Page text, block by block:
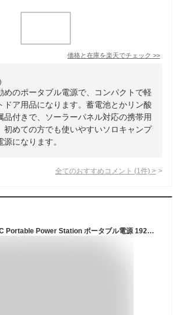
価格と在庫を楽天でチェック >>
めのポータブル電源で、コンパクトで軽
ドア用品になります。蓄電池とかリン酸
品付きで、ソーラーパネル対応の携帯用
初めての方でも使いやすいソロキャンプ
になります。
全てのおすすめコメント (1 件) >
Anker Solix C200 DC Portable Power Station ポータブル電源 192Wh 小型 軽量1.9Kg ストラップ付き 1.7時間満充電 合計最大出力200W USB-C 5ポート(ACポート非搭載) アプリ遠隔操作 リン酸鉄 蓄電池 ポータブルバッテリー キャンプ